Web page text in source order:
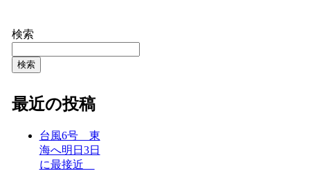
検索
検索
最近の投稿
台風6号 東
海へ明日3日
に最接近